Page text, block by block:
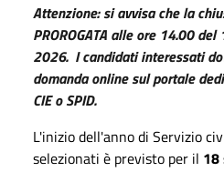
Attenzione: si avvisa che la
PROROGATA alle ore 14.00 del
2026. Icandidati interessati
domanda online sul portale
CIE o SPID.
L'inizio dell'anno di Servizio
selezionati è previsto per il 18